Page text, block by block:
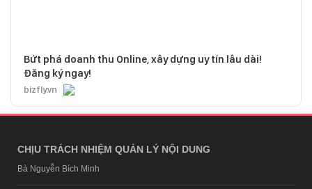
Bứt phá doanh thu Online, xây dựng uy tín lâu dài!
Đăng ký ngay!
bizfly.vn
CHỊU TRÁCH NHIỆM QUẢN LÝ NỘI DUNG
Bà Nguyễn Bích Minh